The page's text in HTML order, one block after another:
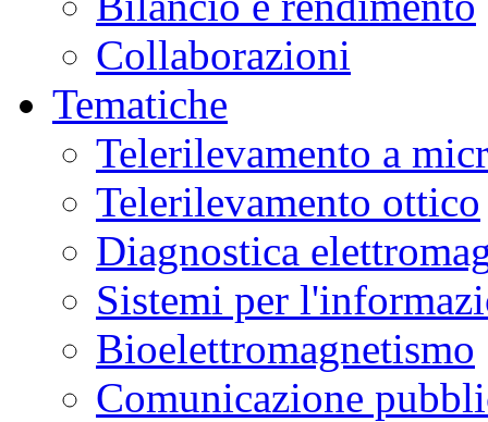
Collaborazioni
Tematiche
Telerilevamento a
Telerilevamento ottico
Diagnostica
Sistemi per
Bioelettromagnetismo
Comunicazione